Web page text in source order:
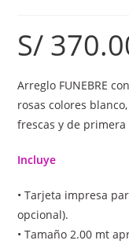
S/
Arreglo FUNEBRE
rosas colores
frescas y de primera
Incluye
• Tarjeta impresa
opcional).
• Tamaño 2.00 mt